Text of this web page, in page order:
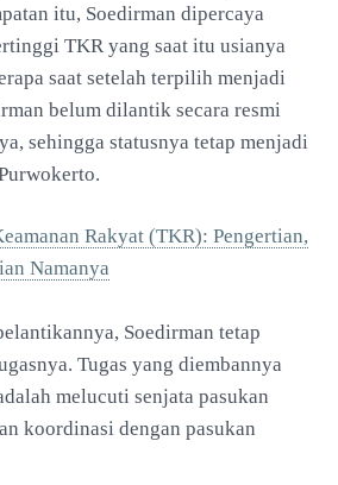
itu, Soedirman dipercaya
TKR yang saat itu usianya
saat setelah terpilih menjadi
belum dilantik secara resmi
sehingga statusnya tetap menjadi
Rakyat (TKR): Pengertian,
Namanya
Soedirman tetap
Tugas yang diembannya
melucuti senjata pasukan
koordinasi dengan pasukan